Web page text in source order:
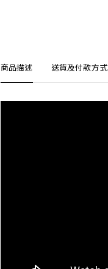
商品描述 送貨及付款方式